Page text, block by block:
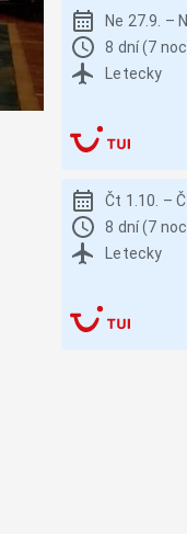
Ne 27.9. –
8 dní (7
Letecky
Čt 1.10. –
8 dní (7
Letecky